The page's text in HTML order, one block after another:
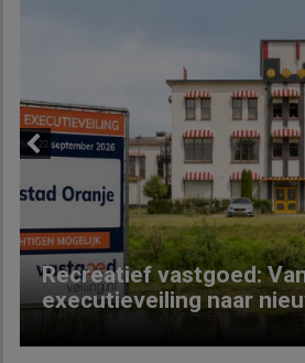
Recreatief vastgoed:
executieveiling naar